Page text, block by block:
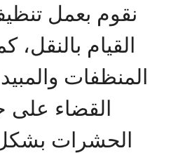
نقوم بعمل
القيام بالنقل،
المنظفات
القضاء على
الحشرات